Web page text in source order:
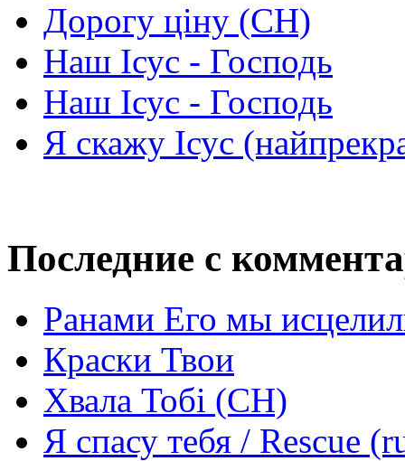
Дорогу ціну (СН)
Наш Ісус - Господь
Наш Ісус - Господь
Я скажу Ісус
Последние с
Ранами Его мы
Краски Твои
Хвала Тобі (СН)
Я спасу тебя / Rescue